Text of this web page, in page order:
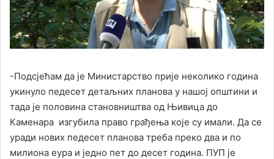
-Подсјећам да је Министарство прије неколико година
укинуло педесет детаљних планова у нашој општини и
тада је половина становништва од Њивица до
Каменара изгубила право грађења које су имали. Да се
уради нових педесет планова треба преко два и по
милиона еура и једно пет до десет година. ПУП је